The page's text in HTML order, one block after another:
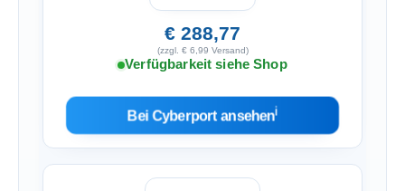
€ 288,77
(zzgl. € 6,99 Versand)
Verfügbarkeit siehe Shop
Bei Cyberport ansehenℹ︎